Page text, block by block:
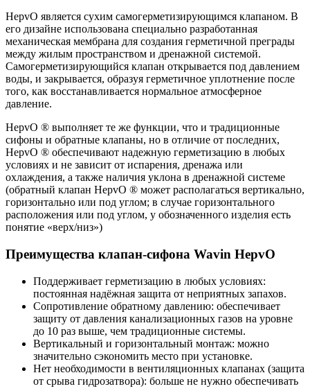
HepvO является сухим самогерметизирующимся клапаном. В
его дизайне использована специально разработанная
механическая мембрана для создания герметичной преграды
между жилым пространством и дренажной системой.
Самогерметизирующийся клапан открывается под давлением
воды, и закрывается, образуя герметичное уплотнение после
того, как восстанавливается нормальное атмосферное
давление.
HepvO ® выполняет те же функции, что и традиционные
сифоны и обратные клапаны, но в отличие от последних,
HepvO ® обеспечивают надежную герметизацию в любых
условиях и не зависит от испарения, дренажа или
охлаждения, а также наличия уклона в дренажной системе
(обратный клапан HepvO ® может располагаться вертикально,
горизонтально или под углом; в случае горизонтального
расположения или под углом, у обозначенного изделия есть
понятие «верх/низ»)
Преимущества клапан-сифона Wavin HepvO
Поддерживает герметизацию в любых условиях:
постоянная надёжная защита от неприятных запахов.
Сопротивление обратному давлению: обеспечивает
защиту от давления канализационных газов на уровне
до 10 раз выше, чем традиционные системы.
Вертикальный и горизонтальный монтаж: можно
значительно сэкономить место при установке.
Нет необходимости в вентиляционных клапанах (защита
от срыва гидрозатвора): больше не нужно обеспечивать